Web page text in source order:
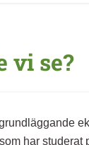
vi se?
har studerat